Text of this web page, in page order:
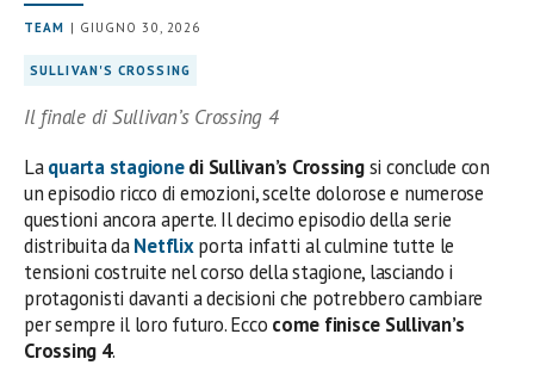
TEAM | GIUGNO 30, 2026
SULLIVAN'S CROSSING
Il finale di Sullivan’s Crossing 4
Laquarta stagionedi Sullivan’s Crossingsi conclude con
un episodio ricco di emozioni, scelte dolorose e numerose
questioni ancora aperte. Il decimo episodio della serie
distribuita daNetflixporta infatti al culmine tutte le
tensioni costruite nel corso della stagione, lasciando i
protagonisti davanti a decisioni che potrebbero cambiare
per sempre il loro futuro. Ecco come finisce Sullivan’s
Crossing 4.